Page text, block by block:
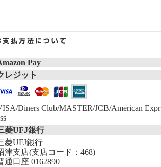
Pay
レジット
Diners Club/MASTER/JCB/American Expr
菱UFJ銀行
菱UFJ銀行
津支店(支店コード：468)
通口座 0162890